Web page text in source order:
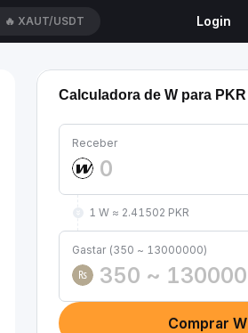
🔥 XAUT/USDT Login
Calculadora de W para PKR
Receber
1 W ≈ 2.41502 PKR
Gastar (350 ~ 13000000)
₨
Comprar W